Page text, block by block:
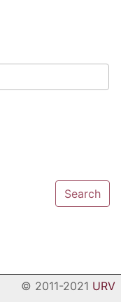
© 2011-2021 URV